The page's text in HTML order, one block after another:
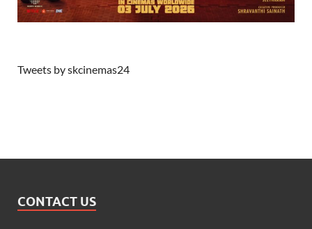
Tweets by skcinemas24
CONTACT US